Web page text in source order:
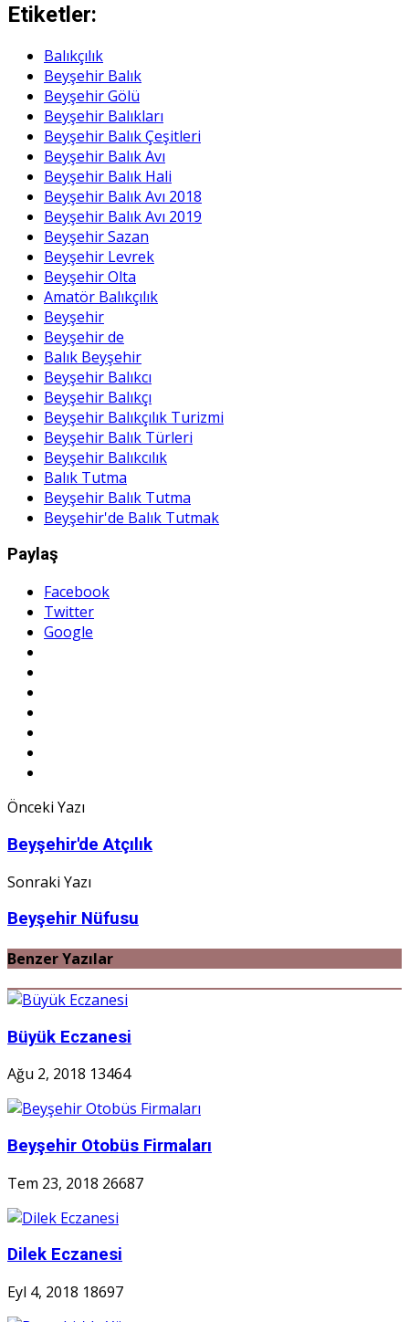
Etiketler:
Balıkçılık
Beyşehir Balık
Beyşehir Gölü
Beyşehir Balıkları
Beyşehir Balık Çeşitleri
Beyşehir Balık Avı
Beyşehir Balık Hali
Beyşehir Balık Avı 2018
Beyşehir Balık Avı 2019
Beyşehir Sazan
Beyşehir Levrek
Beyşehir Olta
Amatör Balıkçılık
Beyşehir
Beyşehir de
Balık Beyşehir
Beyşehir Balıkcı
Beyşehir Balıkçı
Beyşehir Balıkçılık Turizmi
Beyşehir Balık Türleri
Beyşehir Balıkcılık
Balık Tutma
Beyşehir Balık Tutma
Beyşehir'de Balık Tutmak
Paylaş
Facebook
Twitter
Google
Önceki Yazı
Beyşehir'de Atçılık
Sonraki Yazı
Beyşehir Nüfusu
Benzer Yazılar
Büyük Eczanesi
Ağu 2, 2018 13464
Beyşehir Otobüs Firmaları
Tem 23, 2018 26687
Dilek Eczanesi
Eyl 4, 2018 18697